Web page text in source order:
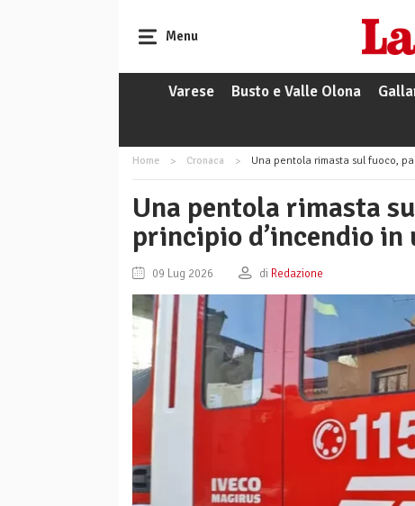
Menu
Varese Busto e Valle Olona
Home Cronaca Una pentola rimasta sul fuoco,
Una pentola rimasta
principio d’incendio
09 Lug 2026 di Redazione